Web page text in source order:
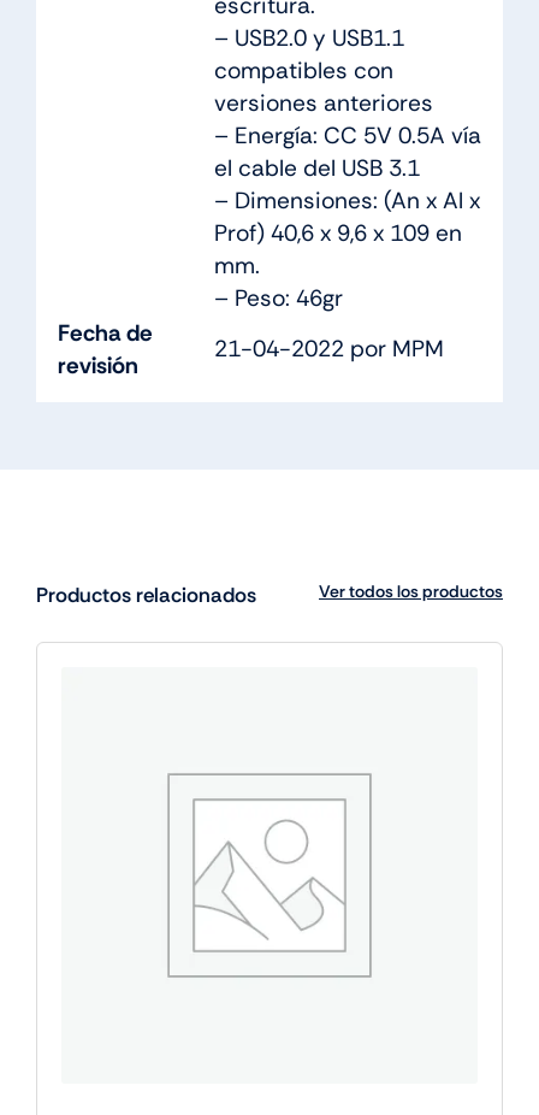
– USB2.0 y USB1.1
compatibles con
versiones anteriores
– Energía: CC 5V 0.5A vía
el cable del USB 3.1
– Dimensiones: (An x Al x
Prof) 40,6 x 9,6 x 109 en
mm.
– Peso: 46gr
Fecha de
revisión
21-04-2022 por MPM
Productos relacionados Ver todos los productos